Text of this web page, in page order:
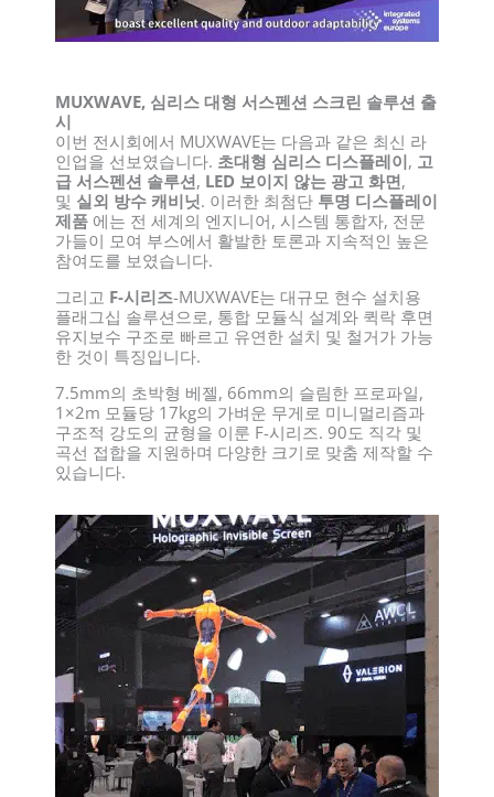
MUXWAVE, 심리스 대형 서스펜션 스크린 솔루션 출
시
이번 전시회에서 MUXWAVE는 다음과 같은 최신 라
인업을 선보였습니다. 초대형 심리스 디스플레이, 고
급 서스펜션 솔루션, LED 보이지 않는 광고 화면,
및 실외 방수 캐비닛. 이러한 최첨단 투명 디스플레이
제품 에는 전 세계의 엔지니어, 시스템 통합자, 전문
가들이 모여 부스에서 활발한 토론과 지속적인 높은
참여도를 보였습니다.
그리고 F-시리즈-MUXWAVE는 대규모 현수 설치용
플래그십 솔루션으로, 통합 모듈식 설계와 퀵락 후면
유지보수 구조로 빠르고 유연한 설치 및 철거가 가능
한 것이 특징입니다.
7.5mm의 초박형 베젤, 66mm의 슬림한 프로파일,
1×2m 모듈당 17kg의 가벼운 무게로 미니멀리즘과
구조적 강도의 균형을 이룬 F-시리즈. 90도 직각 및
곡선 접합을 지원하며 다양한 크기로 맞춤 제작할 수
있습니다.